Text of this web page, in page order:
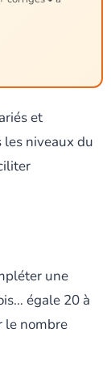
et
les niveaux du
une
égale 20 à
le nombre